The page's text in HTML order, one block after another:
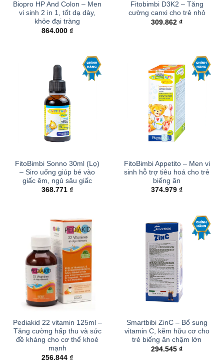
Biopro HP And Colon – Men
vi sinh 2 in 1, tốt dạ dày,
khỏe đại tràng
864.000 ₫
Fitobimbi D3K2 – Tăng
cường canxi cho trẻ nhỏ
309.862 ₫
FitoBimbi Sonno 30ml (Lọ)
– Siro uống giúp bé vào
giấc êm, ngủ sâu giấc
368.771 ₫
FitoBimbi Appetito – Men vi
sinh hỗ trợ tiêu hoá cho trẻ
biếng ăn
374.979 ₫
Pediakid 22 vitamin 125ml –
Tăng cường hấp thu và sức
đề kháng cho cơ thể khoẻ
mạnh
256.844 ₫
Smartbibi ZinC – Bổ sung
vitamin C, kẽm hữu cơ cho
trẻ biếng ăn chậm lớn
294.545 ₫